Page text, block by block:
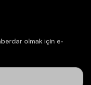
olmak için e-